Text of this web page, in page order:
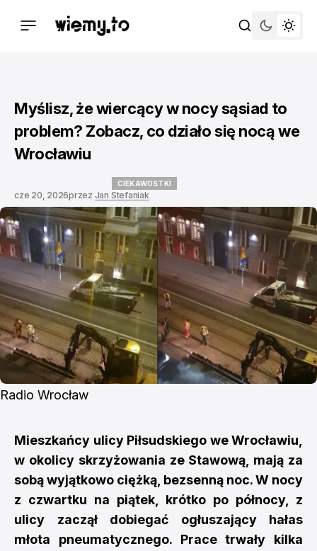
Myślisz, że wiercący w nocy sąsiad to
problem? Zobacz, co działo się nocą we
Wrocławiu
CIEKAWOSTKI
cze 20, 2026przez Jan Stefaniak
Radio Wrocław
Mieszkańcy ulicy Piłsudskiego we Wrocławiu,
w okolicy skrzyżowania ze Stawową, mają za
sobą wyjątkowo ciężką, bezsenną noc. W nocy
z czwartku na piątek, krótko po północy, z
ulicy zaczął dobiegać ogłuszający hałas
młota pneumatycznego. Prace trwały kilka